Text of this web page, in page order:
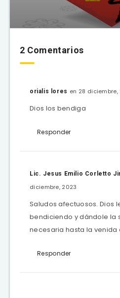
2 Comentarios
orialis lores en 28 diciembre,
Dios los bendiga
Responder
Lic. Jesus Emilio Corletto
diciembre, 2023
Saludos afectuosos. Dios
bendiciendo y dándole la
necesaria hasta la venida
Responder